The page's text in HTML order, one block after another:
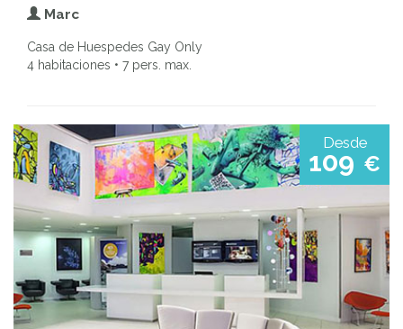
Marc
Casa de Huespedes Gay Only
4 habitaciones • 7 pers. max.
Desde
109 €